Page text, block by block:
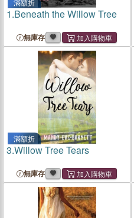
滿額折
1.Beneath the Willow Tree
無庫存
滿額折
3.Willow Tree Tears
無庫存